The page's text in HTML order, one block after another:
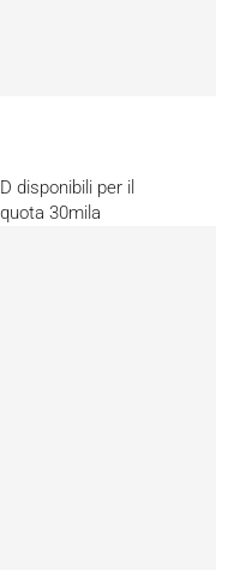
disponibili per il
30mila